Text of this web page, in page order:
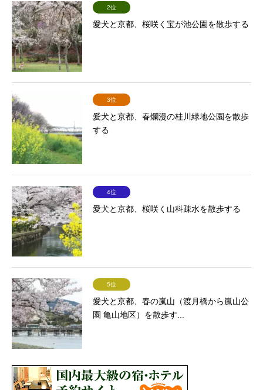
2位
愛犬と京都、桜咲く宝が池公園を散歩する
3位
愛犬と京都、春爛漫の桂川緑地公園を散歩
する
4位
愛犬と京都、桜咲く山科疎水を散歩する
5位
愛犬と京都、春の嵐山（渡月橋から嵐山公
園 亀山地区）を散歩す...